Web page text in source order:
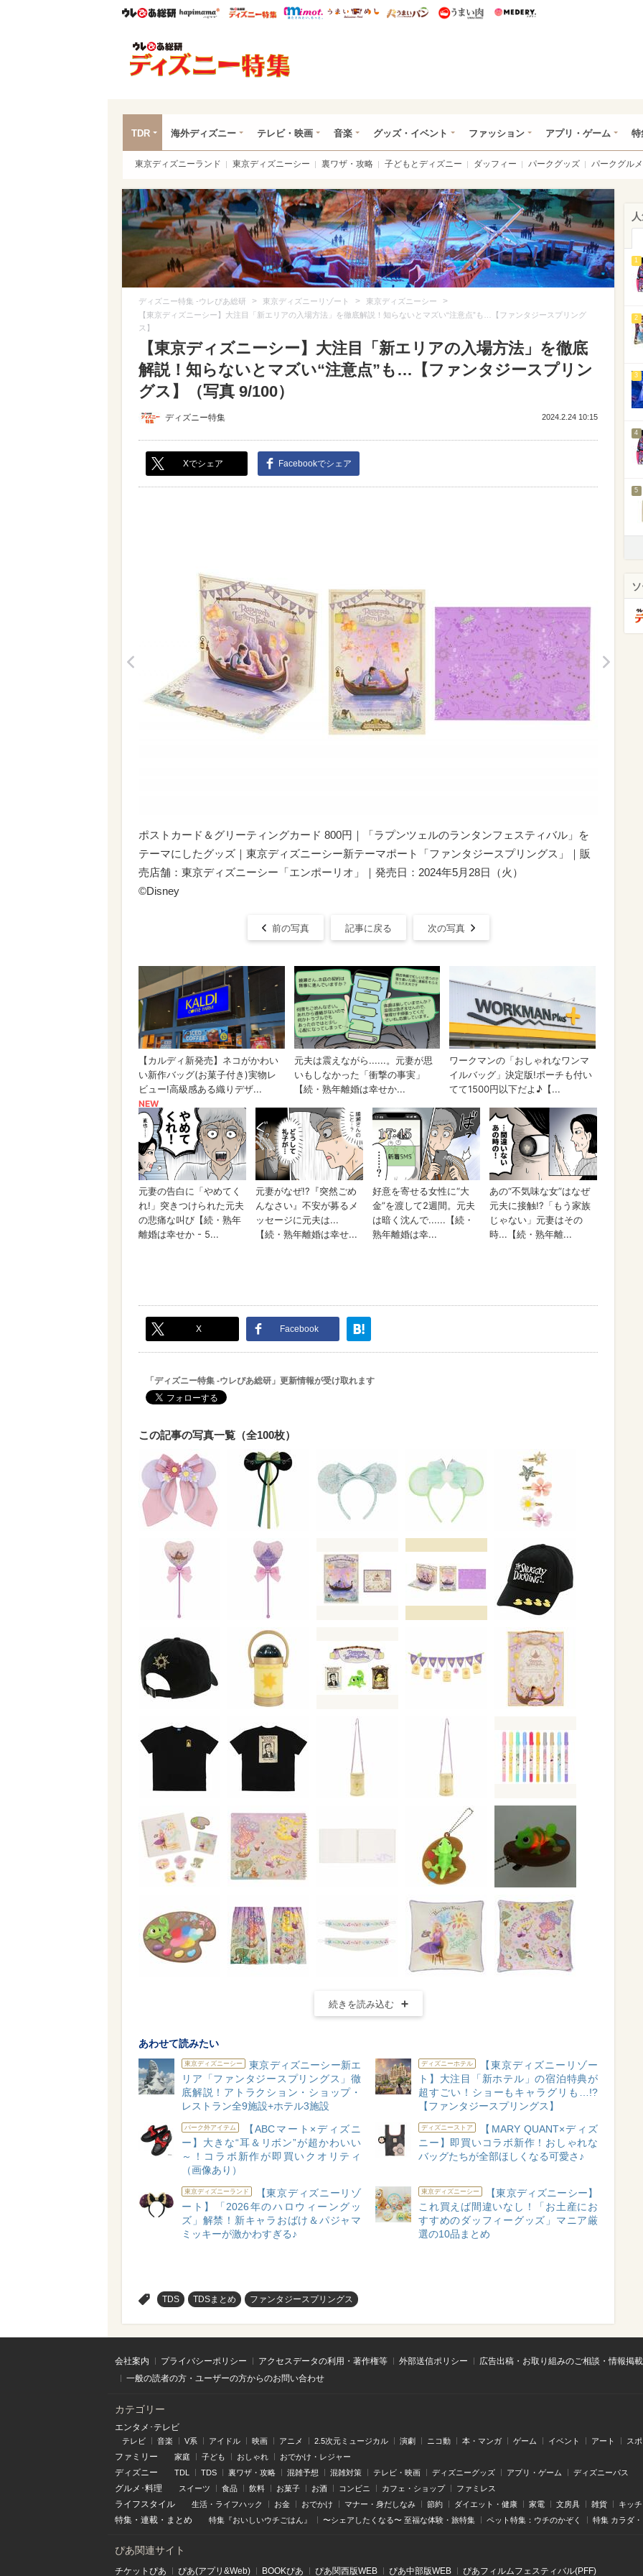
ウレぴあ総研ハピママ* ウレぴあ総研 ディズニー特集
mimot. うまいめし うまいパン うまい肉
TDR 海外ディズニー テレビ・映画 音楽 グッズ・イベント ファッション アプリ・ゲーム 特
東京ディズニーランド 東京ディズニーシー 裏ワザ・攻略 子どもとディズニー ダッフィー パークグッズ パークグルメ
ディズニー特集 -ウレぴあ総研 > 東京ディズニーリゾート > 東京ディズニーシー >
【東京ディズニーシー】大注目「新エリアの入場方法」を徹底解説！知らないとマズい“注意点”も…【ファンタジースプリング
ス】
【東京ディズニーシー】大注目「新エリアの入場方法」を徹底
解説！知らないとマズい“注意点”も…【ファンタジースプリン
グス】（写真 9/100）
ディズニー特集 2024.2.24 10:15
Xでシェア Facebookでシェア
ポストカード＆グリーティングカード 800円｜「ラプンツェルのランタンフェスティバル」を
テーマにしたグッズ｜東京ディズニーシー新テーマポート「ファンタジースプリングス」｜販
売店舗：東京ディズニーシー「エンポーリオ」｜発売日：2024年5月28日（火）
©Disney
前の写真 記事に戻る 次の写真
X Facebook
「ディズニー特集 -ウレぴあ総研」更新情報が受け取れます
この記事の写真一覧（全100枚）
続きを読み込む
あわせて読みたい
東京ディズニーシー
東京ディズニーシー新エ
リア「ファンタジースプリングス」徹
底解説！アトラクション・ショップ・
レストラン全9施設+ホテル3施設
ディズニーホテル
【東京ディズニーリゾー
ト】大注目「新ホテル」の宿泊特典が
超すごい！ショーもキャラグリも…!?
【ファンタジースプリングス】
パーク外アイテム
【ABCマート×ディズニ
ー】大きな“耳＆リボン”が超かわいい
～！コラボ新作が即買いクオリティ
（画像あり）
ディズニーストア
【MARY QUANT×ディズ
ニー】即買いコラボ新作！おしゃれな
バッグたちが全部ほしくなる可愛さ♪
東京ディズニーランド
【東京ディズニーリゾ
ート】「2026年のハロウィーングッ
ズ」解禁！新キャラおばけ＆パジャマ
ミッキーが激かわすぎる♪
東京ディズニーシー
【東京ディズニーシー】
これ買えば間違いなし！「お土産にお
すすめのダッフィーグッズ」マニア厳
選の10品まとめ
TDS TDSまとめ ファンタジースプリングス
1
2
3
4
5
会社案内 プライバシーポリシー アクセスデータの利用・著作権等 外部送信ポリシー
広告出稿・お取り組みのご相談・情報掲
一般の読者の方・ユーザーの方からのお問い合わせ
カテゴリー
エンタメ･テレビ
テレビ 音楽 V系 アイドル 映画 アニメ 2.5次元ミュージカル 演劇 ニコ動 本・マンガ ゲーム イベント アート ス
ファミリー 家庭 子ども おしゃれ おでかけ・レジャー
ディズニー TDL TDS 裏ワザ・攻略 混雑予想 混雑対策 テレビ・映画 ディズニーグッズ アプリ・ゲーム ディズニーパス
グルメ･料理 スイーツ 食品 飲料 お菓子 お酒 コンビニ カフェ・ショップ ファミレス
ライフスタイル 生活・ライフハック お金 おでかけ マナー・身だしなみ 節約 ダイエット・健康 家電 文房具 雑貨 キッ
特集 ・ 連載 ・ まとめ 特集『おいしいウチごはん』 〜シェアしたくなる〜 至福な体験・旅特集 ペット特集：ウチのかぞく 特集 カラダ
ぴあ関連サイト
チケットぴあ ぴあ(アプリ&Web) BOOKぴあ ぴあ関⻄版WEB ぴあ中部版WEB ぴあフィルムフェスティバル(PFF)